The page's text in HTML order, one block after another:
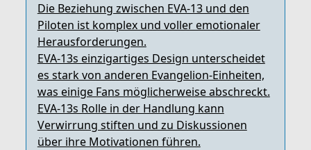
Die Beziehung zwischen EVA-13 und den
Piloten ist komplex und voller emotionaler
Herausforderungen.
EVA-13s einzigartiges Design unterscheidet
es stark von anderen Evangelion-Einheiten,
was einige Fans möglicherweise abschreckt.
EVA-13s Rolle in der Handlung kann
Verwirrung stiften und zu Diskussionen
über ihre Motivationen führen.